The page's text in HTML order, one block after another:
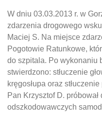
W dniu 03.03.2013 r. w
zdarzenia drogowego
Maciej S. Na miejsce
Pogotowie Ratunkowe,
do szpitala. Po wykonaniu
stwierdzono: stłuczenie
kręgosłupa oraz
Pan Krzysztof D.
odszkodowawczych